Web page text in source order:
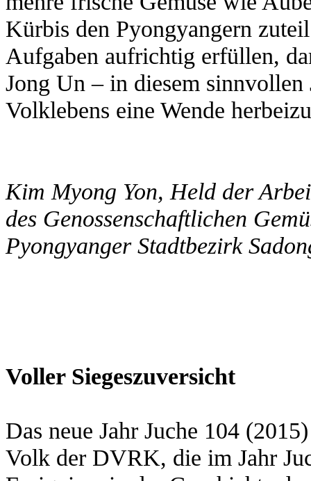
Kürbis den Pyongyangern
Aufgaben aufrichtig erfüllen,
Jong Un – in diesem sinnvollen
Volklebens eine Wende
Kim Myong Yon, Held der
des Genossenschaftlichen
Pyongyanger Stadtbezirk
Voller Siegeszuversicht
Das neue Jahr Juche 104
Volk der DVRK, die im Jahr